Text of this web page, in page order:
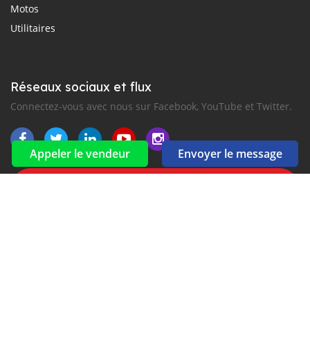
Appeler le vendeur Envoyer le message
Motos
Utilitaires
Réseaux sociaux et flux
Connectez-vous avec nous sur Facebook, YouTube et Twitter.